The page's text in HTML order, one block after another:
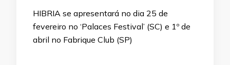
HIBRIA se apresentará no dia 25 de
fevereiro no ‘Palaces Festival’ (SC) e 1º de
abril no Fabrique Club (SP)